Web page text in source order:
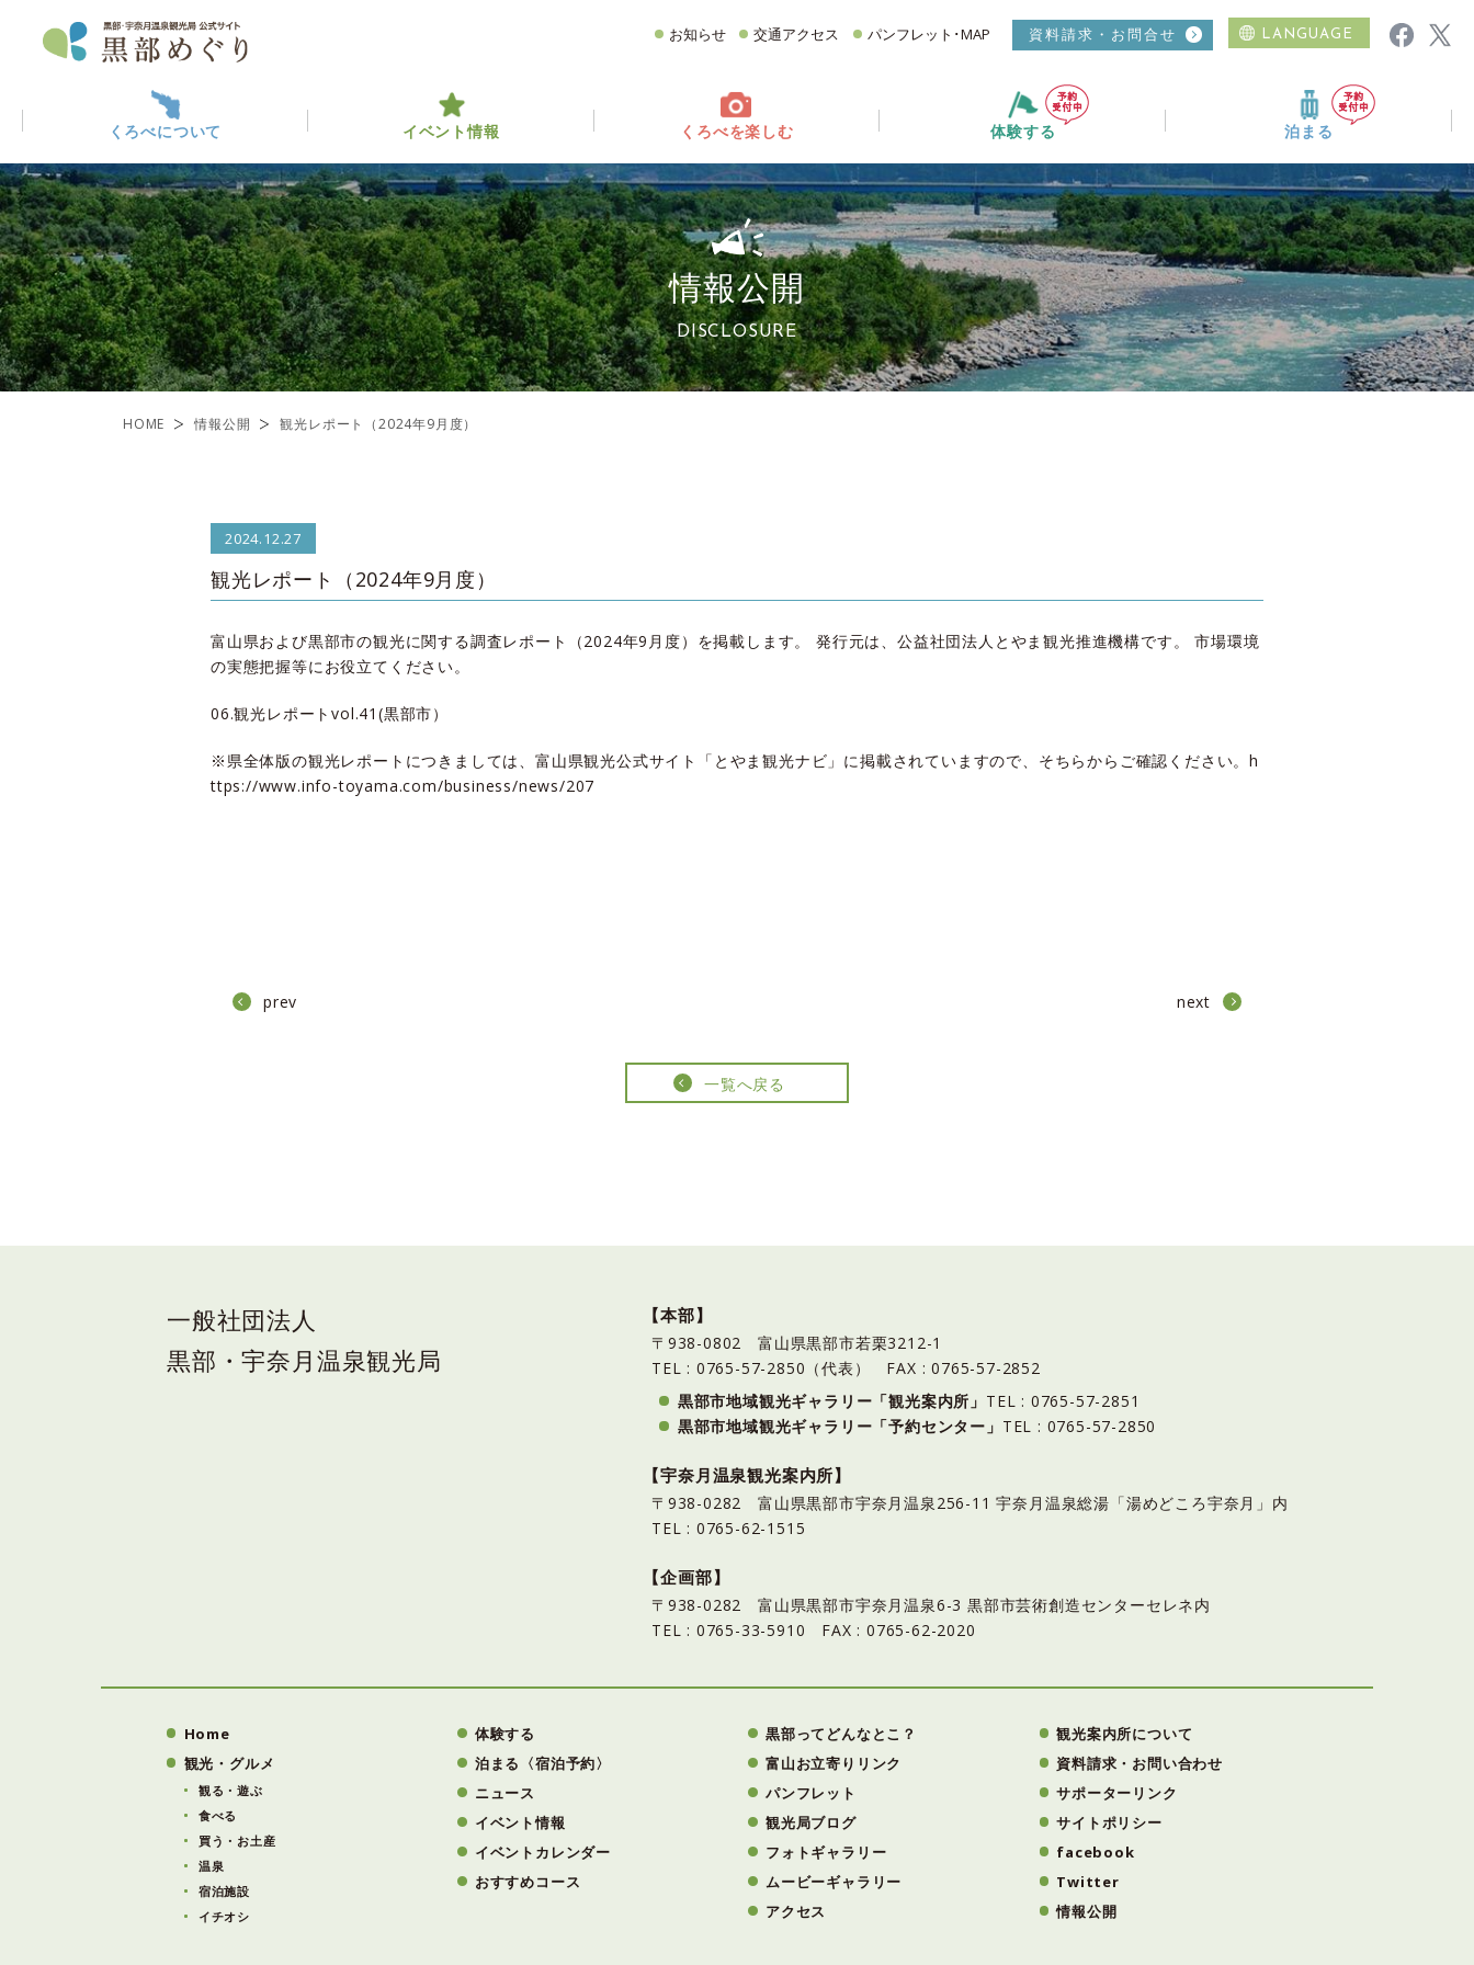
お知らせ 交通アクセス パンフレット･MAP 資料請求・お問合せ LANGUAGE
くろべについて
くろべについて
ABOUT KUROBE
黒部ってどんなとこ？ フォトギャラリー ムービーギャラリー
イベント情報
イベント情報
EVENT INFO
最新イベント情報 イベントカレンダー ニュース
くろべを楽しむ
くろべを楽しむ
ENJOY KUROBE
観光・グルメ
黒部のみどころ
一覧
CATEGORY
観る・遊ぶ 食べる 買う・お土産
温泉
宿泊施設
イチオシ商品
おすすめコース
日帰り入浴
体験する 泊まる
情報公開
DISCLOSURE
HOME 情報公開 観光レポート（2024年9月度）
2024.12.27
観光レポート（2024年9月度）
富山県および黒部市の観光に関する調査レポート（2024年9月度）を掲載します。 発行元は、公益社団法人とやま観光推進機構です。 市場環境
の実態把握等にお役立てください。
06.観光レポートvol.41(黒部市）
※県全体版の観光レポートにつきましては、富山県観光公式サイト「とやま観光ナビ」に掲載されていますので、そちらからご確認ください。h
ttps://www.info-toyama.com/business/news/207
prev next
一覧へ戻る
一般社団法人
黒部・宇奈月温泉観光局
【本部】
〒938-0802 富山県黒部市若栗3212-1
TEL : 0765-57-2850（代表） FAX : 0765-57-2852
黒部市地域観光ギャラリー「観光案内所」 TEL : 0765-57-2851
黒部市地域観光ギャラリー「予約センター」 TEL : 0765-57-2850
【宇奈月温泉観光案内所】
〒938-0282 富山県黒部市宇奈月温泉256-11 宇奈月温泉総湯「湯めどころ宇奈月」内
TEL : 0765-62-1515
【企画部】
〒938-0282 富山県黒部市宇奈月温泉6-3 黒部市芸術創造センターセレネ内
TEL : 0765-33-5910 FAX : 0765-62-2020
Home
観光・グルメ
観る・遊ぶ
食べる
買う・お土産
温泉
宿泊施設
イチオシ
体験する
泊まる〈宿泊予約〉
ニュース
イベント情報
イベントカレンダー
おすすめコース
黒部ってどんなとこ？
富山お立寄りリンク
パンフレット
観光局ブログ
フォトギャラリー
ムービーギャラリー
アクセス
観光案内所について
資料請求・お問い合わせ
サポーターリンク
サイトポリシー
facebook
Twitter
情報公開